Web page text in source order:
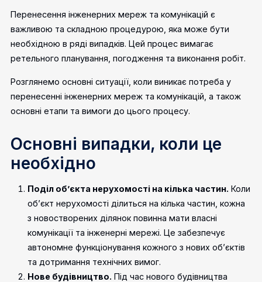
Перенесення інженерних мереж та комунікацій є
важливою та складною процедурою, яка може бути
необхідною в ряді випадків. Цей процес вимагає
ретельного планування, погодження та виконання робіт.
Розглянемо основні ситуації, коли виникає потреба у
перенесенні інженерних мереж та комунікацій, а також
основні етапи та вимоги до цього процесу.
Основні випадки, коли це
необхідно
Поділ об’єкта нерухомості на кілька частин. Коли
об’єкт нерухомості ділиться на кілька частин, кожна
з новостворених ділянок повинна мати власні
комунікації та інженерні мережі. Це забезпечує
автономне функціонування кожного з нових об’єктів
та дотримання технічних вимог.
Нове будівництво. Під час нового будівництва